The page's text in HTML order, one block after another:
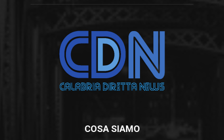
COSA SIAMO